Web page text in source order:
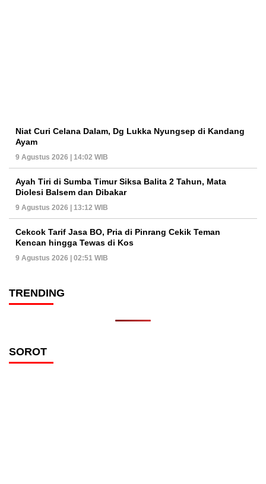
Niat Curi Celana Dalam, Dg Lukka Nyungsep di Kandang
Ayam
9 Agustus 2026 | 14:02 WIB
Ayah Tiri di Sumba Timur Siksa Balita 2 Tahun, Mata
Diolesi Balsem dan Dibakar
9 Agustus 2026 | 13:12 WIB
Cekcok Tarif Jasa BO, Pria di Pinrang Cekik Teman
Kencan hingga Tewas di Kos
9 Agustus 2026 | 02:51 WIB
TRENDING
SOROT